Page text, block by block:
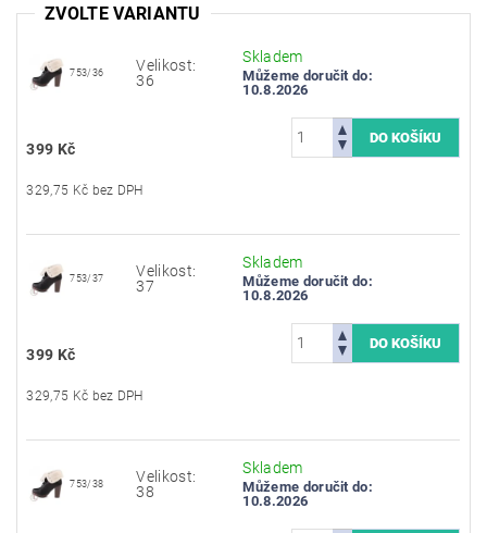
ZVOLTE VARIANTU
753/36
Velikost:
36
Skladem
Můžeme doručit do:
10.8.2026
399 Kč
329,75 Kč bez DPH
753/37
Velikost:
37
Skladem
Můžeme doručit do:
10.8.2026
399 Kč
329,75 Kč bez DPH
753/38
Velikost:
38
Skladem
Můžeme doručit do:
10.8.2026